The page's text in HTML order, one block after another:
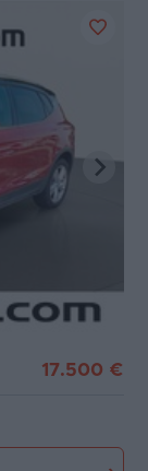
17.500 €